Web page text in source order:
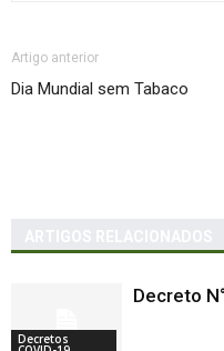
Artigo anterior
Dia Mundial sem Tabaco
Decretos
Decreto